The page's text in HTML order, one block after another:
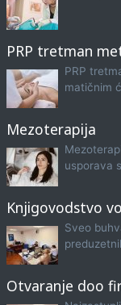
PRP tretman
PRP
matičnim
Mezoterapija
usporava
Knjigovodstvo
Sveo
Otvaranje doo